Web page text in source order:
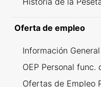
Oferta de empleo
Información General
OEP Personal
Ofertas de Empleo